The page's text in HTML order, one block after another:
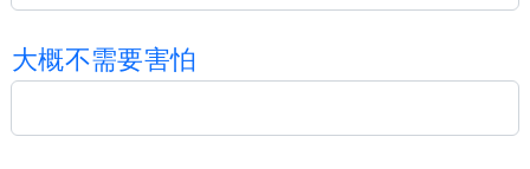
大概不需要害怕